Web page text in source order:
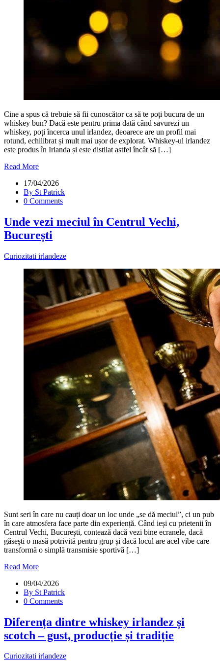
Cine a spus că trebuie să fii cunoscător ca să te poți bucura de un
whiskey bun? Dacă este pentru prima dată când savurezi un
whiskey, poți încerca unul irlandez, deoarece are un profil mai
rotund, echilibrat și mult mai ușor de explorat. Whiskey-ul irlandez
este produs în Irlanda și este distilat astfel încât să […]
Read More
17/04/2026
By St Patrick
0 Comments
Unde vezi meciul în Centrul Vechi,
București
Curiozitati irlandeze
Sunt seri în care nu cauți doar un loc unde „se dă meciul”, ci un pub
în care atmosfera face parte din experiență. Când ieși cu prietenii în
Centrul Vechi, București, contează dacă vezi bine ecranele, dacă
găsești o masă potrivită pentru grup și dacă locul are acel vibe care
transformă o simplă transmisie sportivă […]
Read More
09/04/2026
By St Patrick
0 Comments
Diferența dintre whiskey irlandez și
scotch – gust, producție și tradiție
Curiozitati irlandeze